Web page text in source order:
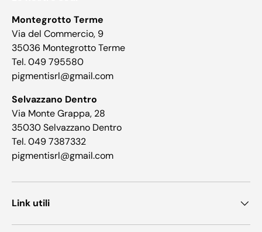
Montegrotto Terme
Via del Commercio, 9
35036 Montegrotto Terme
Tel. 049 795580
pigmentisrl@gmail.com
Selvazzano Dentro
Via Monte Grappa, 28
35030 Selvazzano Dentro
Tel. 049 7387332
pigmentisrl@gmail.com
Link utili